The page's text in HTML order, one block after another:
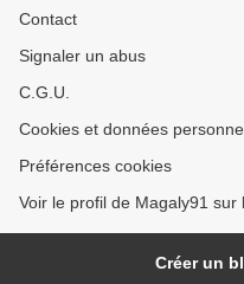
Contact
Signaler un abus
C.G.U.
Cookies et données
Préférences cookies
Voir le profil de Magaly91 sur
Créer un